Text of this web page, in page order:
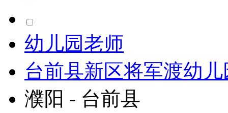
幼儿园老师
台前县新区将军渡幼儿
濮阳 - 台前县